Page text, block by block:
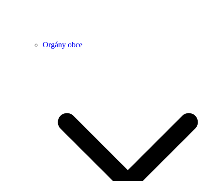
Orgány obce